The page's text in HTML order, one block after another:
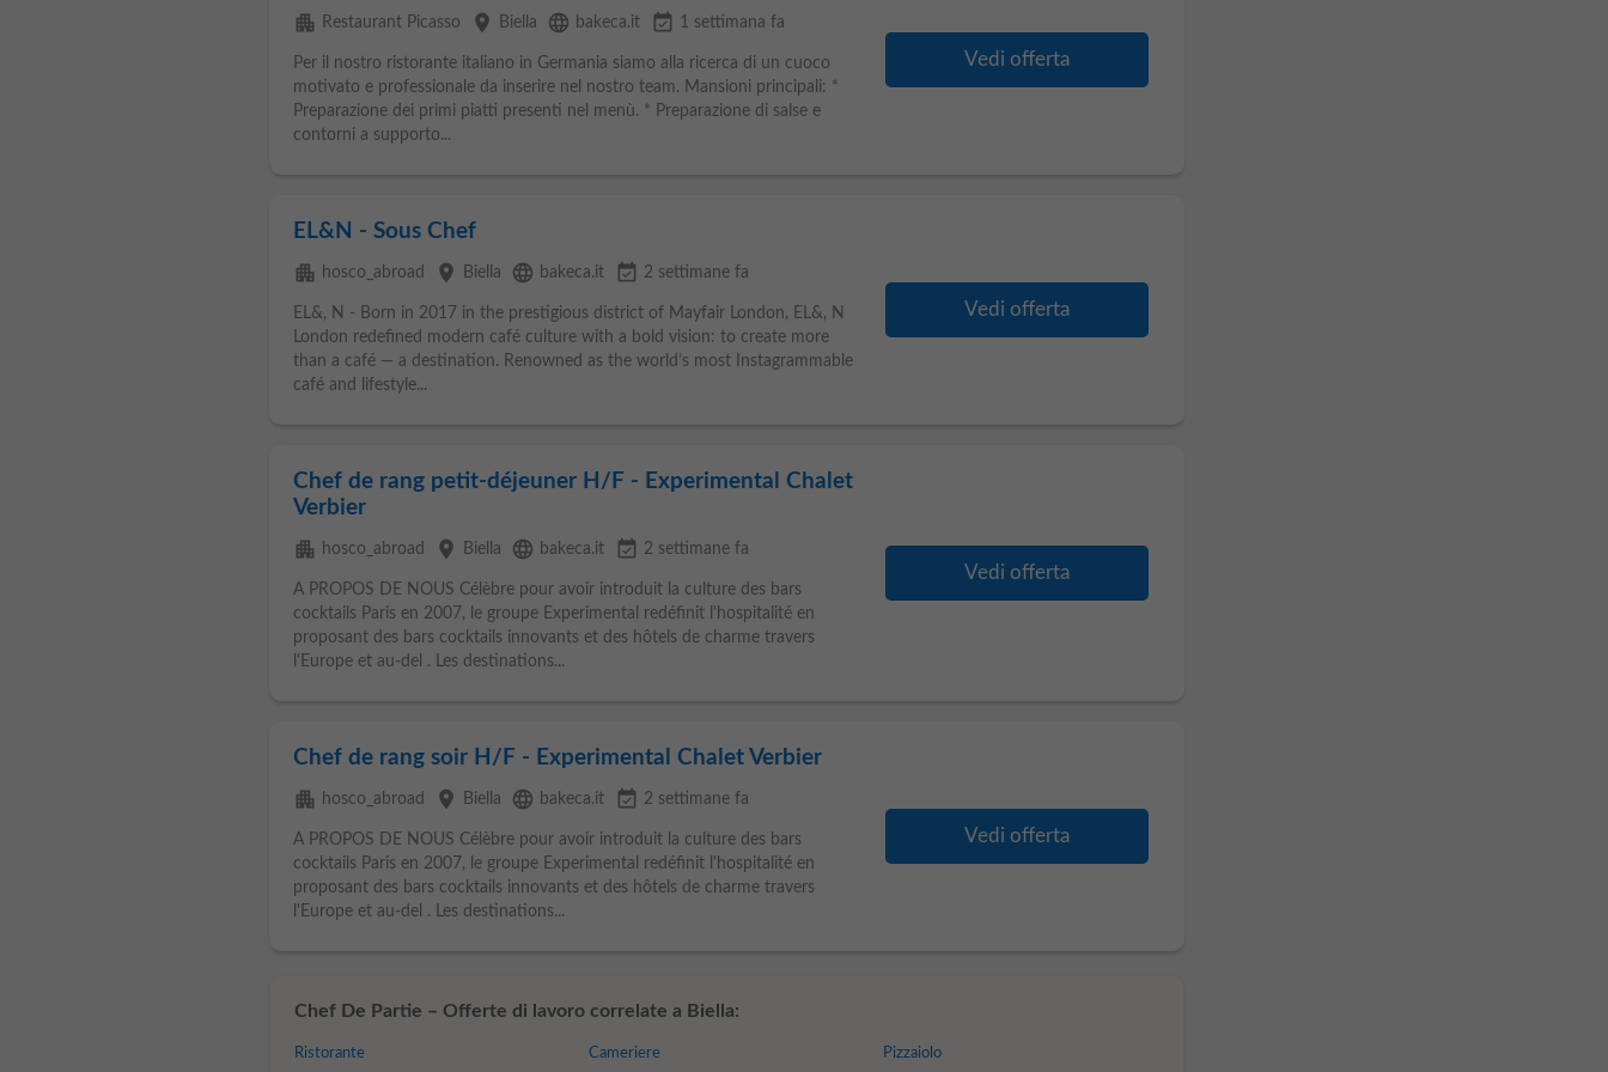
apartment Restaurant Picasso place Biella language bakeca.it event_available 1 settimana fa
Per il nostro ristorante italiano in Germania siamo alla ricerca di un cuoco
motivato e professionale da inserire nel nostro team. Mansioni principali: *
Preparazione dei primi piatti presenti nel menù. * Preparazione di salse e
contorni a supporto...
Vedi offerta
EL&N - Sous Chef
apartment hosco_abroad place Biella language bakeca.it event_available 2 settimane fa
EL&, N - Born in 2017 in the prestigious district of Mayfair London, EL&, N
London redefined modern café culture with a bold vision: to create more
than a café — a destination. Renowned as the world’s most Instagrammable
café and lifestyle...
Vedi offerta
Chef de rang petit-déjeuner H/F - Experimental Chalet
Verbier
apartment hosco_abroad place Biella language bakeca.it event_available 2 settimane fa
A PROPOS DE NOUS Célèbre pour avoir introduit la culture des bars
cocktails Paris en 2007, le groupe Experimental redéfinit l'hospitalité en
proposant des bars cocktails innovants et des hôtels de charme travers
l'Europe et au-del . Les destinations...
Vedi offerta
Chef de rang soir H/F - Experimental Chalet Verbier
apartment hosco_abroad place Biella language bakeca.it event_available 2 settimane fa
A PROPOS DE NOUS Célèbre pour avoir introduit la culture des bars
cocktails Paris en 2007, le groupe Experimental redéfinit l'hospitalité en
proposant des bars cocktails innovants et des hôtels de charme travers
l'Europe et au-del . Les destinations...
Vedi offerta
Chef De Partie – Offerte di lavoro correlate a Biella:
Ristorante Cameriere Pizzaiolo